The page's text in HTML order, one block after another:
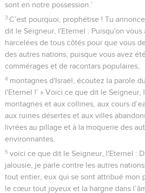
sont en notre possession.’
3 C’est pourquoi, prophétise ! Tu
dit le Seigneur, l'Eternel : Puisqu'on vous
harcelées de tous côtés pour que vous
des autres nations, puisque vous avez
commérages et de racontars populaires,
4 montagnes d'Israël, écoutez la parole
l'Eternel !’ » Voici ce que dit le Seigneur,
montagnes et aux collines, aux cours
aux ruines désertes et aux villes
livrées au pillage et à la moquerie des
environnantes,
5 voici ce que dit le Seigneur, l'Eternel :
jalousie, je parle contre les autres
tout entier, eux qui se sont attribué mon
le cœur tout joyeux et la hargne dans